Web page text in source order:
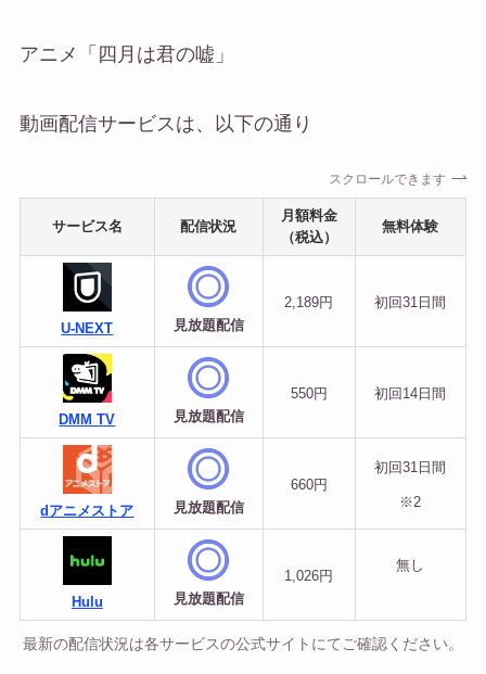
アニメ「四月は君の嘘」
動画配信サービスは、以下の通り
スクロールできます
サービス名 配信状況
月額料金
（税込）
無料体験
U-NEXT 見放題配信
2,189円 初回31日間
DMM TV 見放題配信
550円 初回 14日間
dアニメストア 見放題配信
660円
初回31日間
※2
Hulu 見放題配信
1,026円
無し
最新の配信状況は各サービスの公式サイトにてご確認ください。